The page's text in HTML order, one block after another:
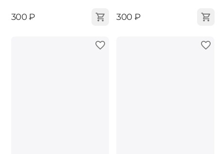
‍300‍ ₽ ‍300‍ ₽